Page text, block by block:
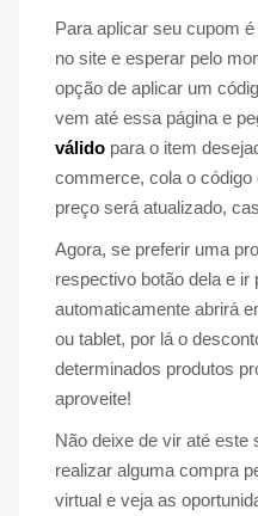
Para aplicar seu cupom
no site e esperar pelo
opção de aplicar um
vem até essa página e
válido para o item
commerce, cola o código
preço será atualizado,
Agora, se preferir uma
respectivo botão dela e ir
automaticamente abrirá
ou tablet, por lá o
determinados produtos
aproveite!
Não deixe de vir até este
realizar alguma compra
virtual e veja as